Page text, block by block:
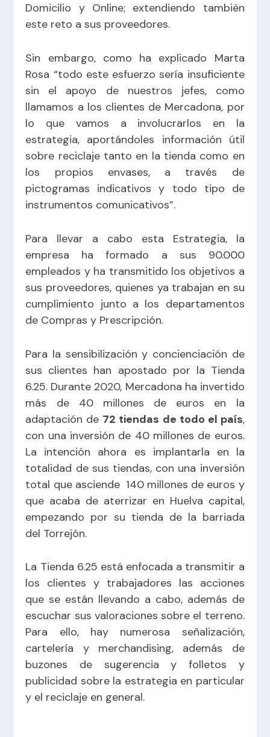
Domicilio y Online; extendiendo también
este reto a sus proveedores.
Sin embargo, como ha explicado Marta
Rosa “todo este esfuerzo sería insuficiente
sin el apoyo de nuestros jefes, como
llamamos a los clientes de Mercadona, por
lo que vamos a involucrarlos en la
estrategia, aportándoles información útil
sobre reciclaje tanto en la tienda como en
los propios envases, a través de
pictogramas indicativos y todo tipo de
instrumentos comunicativos”.
Para llevar a cabo esta Estrategia, la
empresa ha formado a sus 90.000
empleados y ha transmitido los objetivos a
sus proveedores, quienes ya trabajan en su
cumplimiento junto a los departamentos
de Compras y Prescripción.
Para la sensibilización y concienciación de
sus clientes han apostado por la Tienda
6.25. Durante 2020, Mercadona ha invertido
más de 40 millones de euros en la
adaptación de 72 tiendas de todo el país,
con una inversión de 40 millones de euros.
La intención ahora es implantarla en la
totalidad de sus tiendas, con una inversión
total que asciende 140 millones de euros y
que acaba de aterrizar en Huelva capital,
empezando por su tienda de la barriada
del Torrejón.
La Tienda 6.25 está enfocada a transmitir a
los clientes y trabajadores las acciones
que se están llevando a cabo, además de
escuchar sus valoraciones sobre el terreno.
Para ello, hay numerosa señalización,
cartelería y merchandising, además de
buzones de sugerencia y folletos y
publicidad sobre la estrategia en particular
y el reciclaje en general.